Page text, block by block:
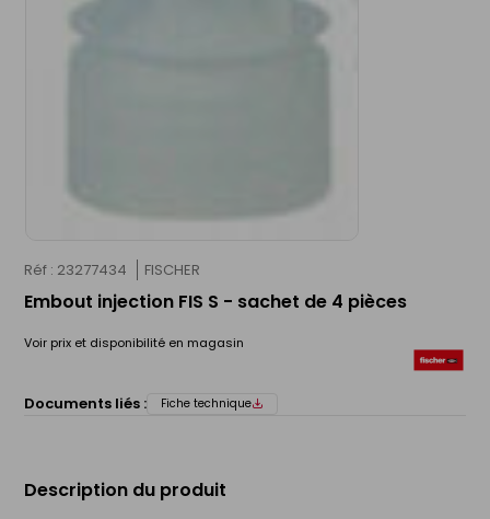
Réf : 23277434 FISCHER
Embout injection FIS S - sachet de 4 pièces
Voir prix et disponibilité en magasin
Documents liés : Fiche technique
Description du produit